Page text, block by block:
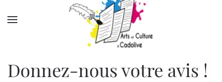
Accéder au contenu principal
Donnez-nous votre avis !